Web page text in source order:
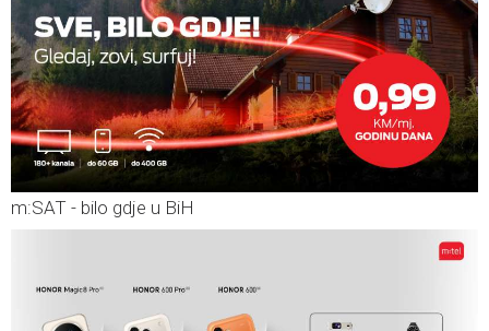
m:SAT - bilo gdje u BiH